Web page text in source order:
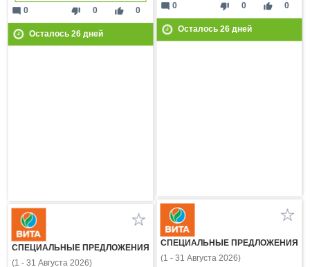
thumb_down 0 thumb_up 0
mode_comment 0
Осталось 26дней
thumb_down 0 thumb_up 0
mode_comment 0
Осталось 26дней
СПЕЦИАЛЬНЫЕ ПРЕДЛОЖЕНИЯ
(1 - 31 Августа 2026)
СПЕЦИАЛЬНЫЕ ПРЕДЛОЖЕНИЯ
(1 - 31 Августа 2026)